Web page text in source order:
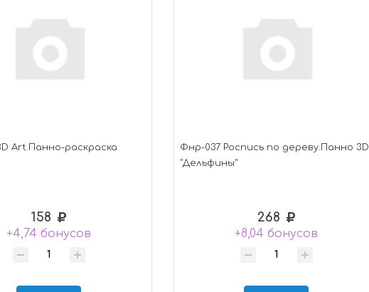
Art.Панно-раскраска
158
+4,74 бонусов
Фнр-037 Роспись по дереву.Панно 3D
"Дельфины"
268
+8,04 бонусов